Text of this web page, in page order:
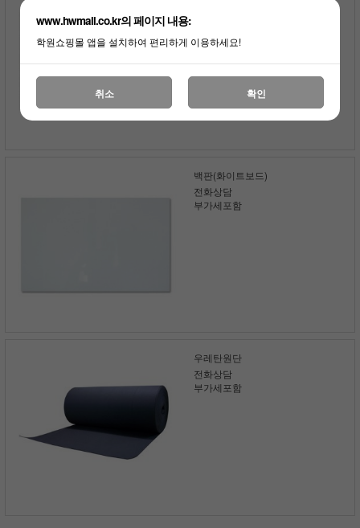
백판(화이트보드)
전화상담
부가세포함
우레탄원단
전화상담
부가세포함
www.hwmall.co.kr의 페이지 내용:
학원쇼핑몰 앱을 설치하여 편리하게 이용하세요!
취소 확인